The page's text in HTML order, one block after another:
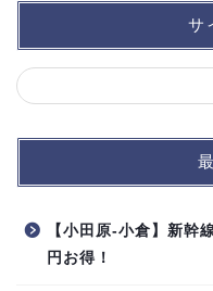
サ
【小田原-小倉】新
円お得！